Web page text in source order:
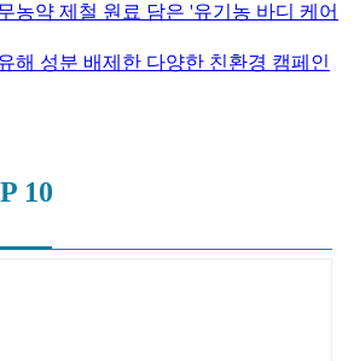
농약 제철 원료 담은 '유기농 바디 케어
해 성분 배제한 다양한 친환경 캠페인
10